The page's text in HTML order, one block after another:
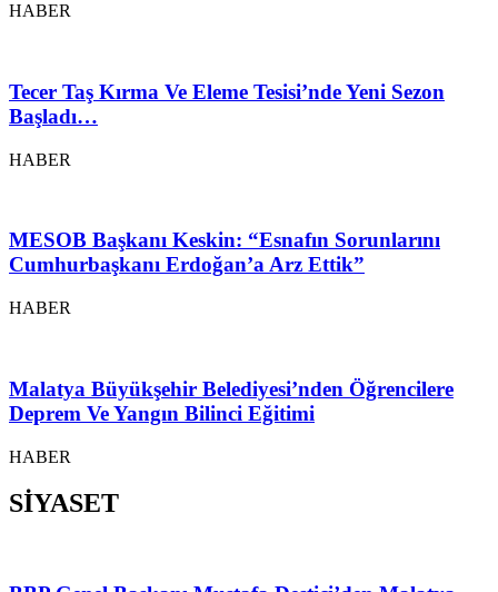
HABER
Tecer Taş Kırma Ve Eleme Tesisi’nde Yeni Sezon
Başladı…
HABER
MESOB Başkanı Keskin: “Esnafın Sorunlarını
Cumhurbaşkanı Erdoğan’a Arz Ettik”
HABER
Malatya Büyükşehir Belediyesi’nden Öğrencilere
Deprem Ve Yangın Bilinci Eğitimi
HABER
SİYASET